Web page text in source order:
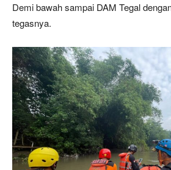
Demi bawah sampai DAM Tegal
tegasnya.